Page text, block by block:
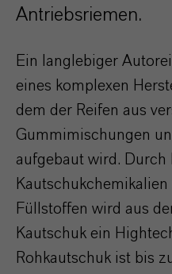
Antriebsriemen.
Ein langlebiger
eines komplexen
dem der Reifen aus
Gummimischungen
aufgebaut wird. Durch
Füllstoffen wird aus
Kautschuk ein
Rohkautschuk ist bis